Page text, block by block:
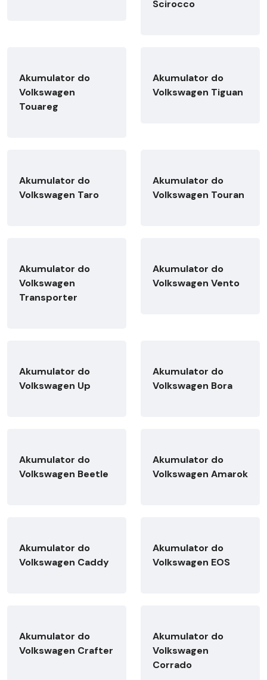
Scirocco
Akumulator do
Volkswagen
Touareg
Akumulator do
Volkswagen Tiguan
Akumulator do
Volkswagen Taro
Akumulator do
Volkswagen Touran
Akumulator do
Volkswagen
Transporter
Akumulator do
Volkswagen Vento
Akumulator do
Volkswagen Up
Akumulator do
Volkswagen Bora
Akumulator do
Volkswagen Beetle
Akumulator do
Volkswagen Amarok
Akumulator do
Volkswagen Caddy
Akumulator do
Volkswagen EOS
Akumulator do
Volkswagen Crafter
Akumulator do
Volkswagen
Corrado